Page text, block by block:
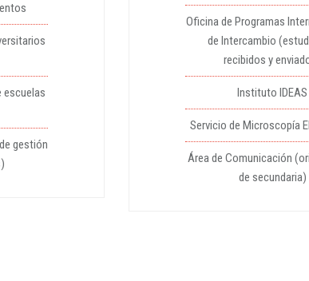
escuelas
gestión
Oficina de Programas
de Intercambio
recibidos y
Instituto IDEAS
Servicio de Microscopía
Área de Comunicación
de secundaria)